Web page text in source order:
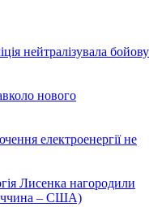
нейтралізувала бойову
нового
електроенергії не
Лисенка нагородили
– США)